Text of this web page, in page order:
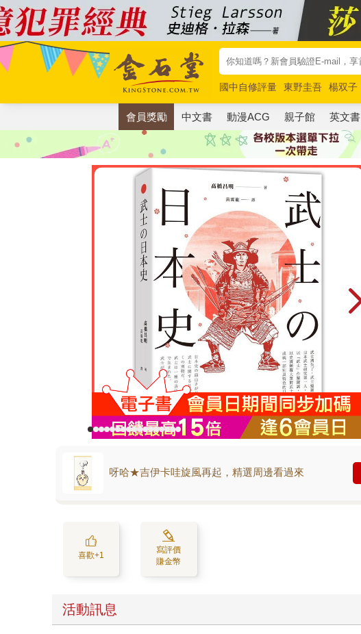
國中自修評量 東野圭吾 楊双子
唯紅花綻放
奧德賽 路邊攤新作
會員獎勵 中文書 動漫ACG 親子館 英文書
呀哈★吉伊卡哇旋風再起，精選周邊看過來
喜歡+1
寫評價
賺金幣
活動訊息